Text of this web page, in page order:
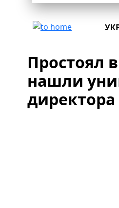
Простоял
нашли